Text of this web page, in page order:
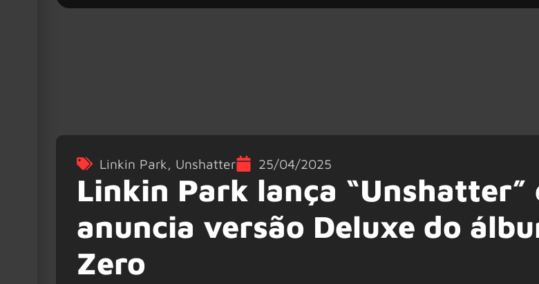
Linkin Park, Unshatter 25/04/2025
Linkin Park lança “Unshatter”
anuncia versão Deluxe do
Zero